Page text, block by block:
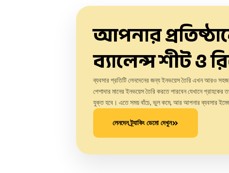
আপনার
ব্যালেন্স শীট ও
ব্যবসার প্রতিটি লেনদেনের জন্য ইনভয়েস তৈরি এখন আরও
পেশাদার মানের ইনভয়েস তৈরি করতে পারবেন যেখানে
যুক্ত হবে। এতে সময় বাঁচে, ভুল কমে, আর আপনার ব্যবসার
লেনদেন ট্র্যাকিং ডেমো দেখুন